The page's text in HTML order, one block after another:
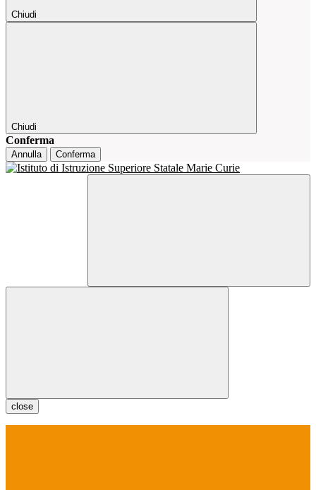
Chiudi
Chiudi
Conferma
Annulla Conferma
close